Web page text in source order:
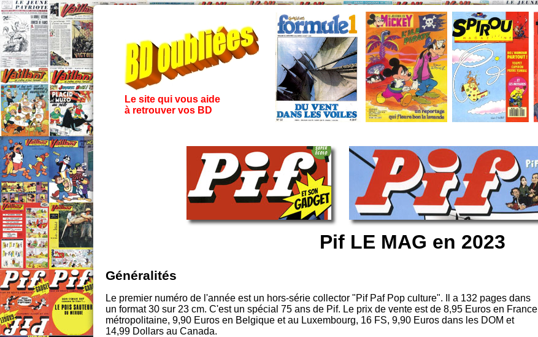
Le site qui vous aide
à retrouver vos BD
Pif LE MAG en 2023
Généralités
Le premier numéro de l'année est un hors-série collector "Pif Paf Pop culture". Il a 132 pages dans
un format 30 sur 23 cm. C'est un spécial 75 ans de Pif. Le prix de vente est de 8,95 Euros en France
métropolitaine, 9,90 Euros en Belgique et au Luxembourg, 16 FS, 9,90 Euros dans les DOM et
14,99 Dollars au Canada.